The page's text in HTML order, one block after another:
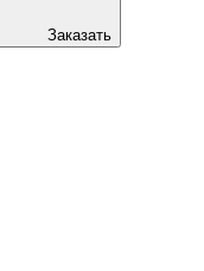
Заказать